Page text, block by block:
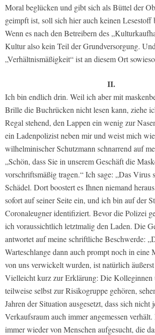
Moral beglücken und gibt sich als Büttel der
geimpft ist, soll sich hier auch keinen Lesestoff
Wenn es nach den Betreibern des
Kultur also kein Teil der Grundversorgung. Und
„Verhältnismäßigkeit“ ist an diesem Ort
II.
Ich bin endlich drin. Weil ich aber mit
Brille die Buchrücken nicht lesen kann, ziehe
Regal stehend, den Lappen ein wenig zur
ein Ladenpolizist neben mir und weist mich
wilhelminischer Schutzmann schnarrend auf
„Schön, dass Sie in unserem Geschäft die
vorschriftsmäßig tragen.“ Ich sage: „Das Virus
Schädel. Dort boostert es Ihnen niemand
sofort auf seiner Seite ein, und ich bin auf der
Coronaleugner identifiziert. Bevor die Polizei
ich voraussichtlich letztmalig den Laden. Die
antwortet auf meine schriftliche Beschwerde:
Warteschlange dann auch prompt noch in eine
von uns verwickelt wurden, ist natürlich
Vielleicht kurz zur Erklärung: Die Kolleginnen
teilweise selbst zur Risikogruppe gehören,
Jahren der Situation ausgesetzt, dass sich nicht
Verkaufsraum auch immer angemessen
immer wieder von Menschen aufgesucht, die